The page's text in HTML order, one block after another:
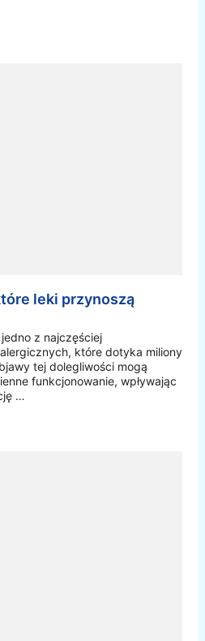
leki przynoszą
z najczęściej
które dotyka miliony
tej dolegliwości mogą
funkcjonowanie, wpływając
…